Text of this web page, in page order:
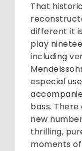
That
different it
play
including
especial
bass.
new
thrilling,
moments